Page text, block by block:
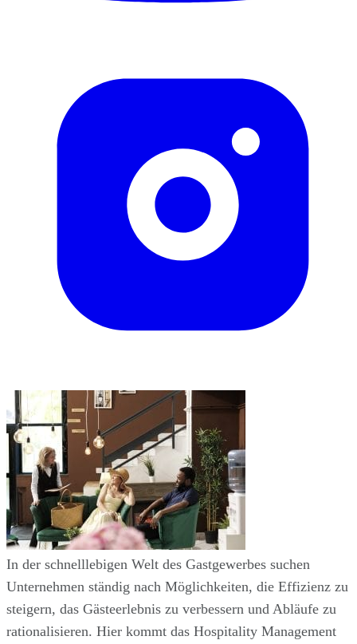
In der schnelllebigen Welt des Gastgewerbes suchen
Unternehmen ständig nach Möglichkeiten, die Effizienz zu
steigern, das Gästeerlebnis zu verbessern und Abläufe zu
rationalisieren. Hier kommt das Hospitality Management